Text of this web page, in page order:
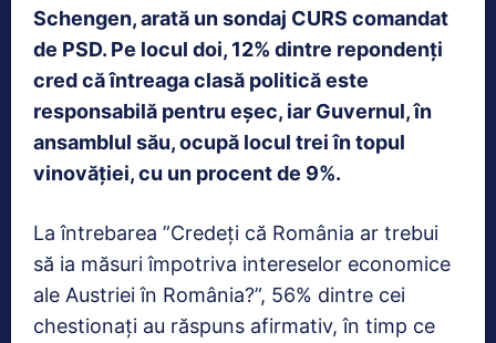
Schengen, arată un sondaj CURS comandat
de PSD. Pe locul doi, 12% dintre repondenţi
cred că întreaga clasă politică este
responsabilă pentru eşec, iar Guvernul, în
ansamblul său, ocupă locul trei în topul
vinovăţiei, cu un procent de 9%.
La întrebarea ”Credeţi că România ar trebui
să ia măsuri împotriva intereselor economice
ale Austriei în România?”, 56% dintre cei
chestionaţi au răspuns afirmativ, în timp ce